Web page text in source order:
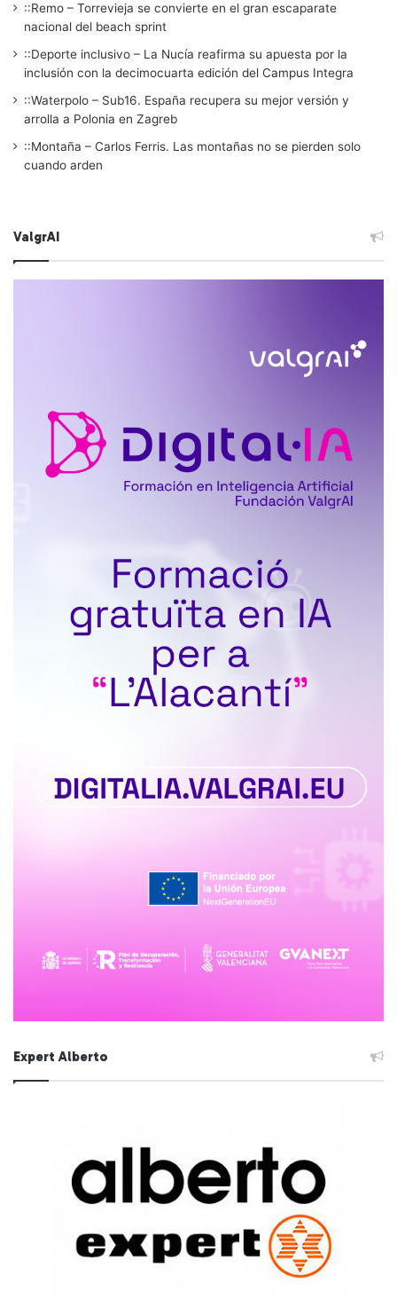
::Remo – Torrevieja se convierte en el gran escaparate
nacional del beach sprint
::Deporte inclusivo – La Nucía reafirma su apuesta por la
inclusión con la decimocuarta edición del Campus Integra
::Waterpolo – Sub16. España recupera su mejor versión y
arrolla a Polonia en Zagreb
::Montaña – Carlos Ferris. Las montañas no se pierden solo
cuando arden
ValgrAI
Expert Alberto